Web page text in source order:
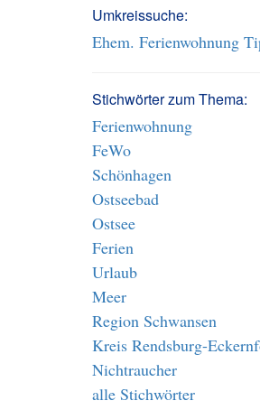
Umkreissuche:
Ehem. Ferienwohnung
Stichwörter zum Thema:
Ferienwohnung
FeWo
Schönhagen
Ostseebad
Ostsee
Ferien
Urlaub
Meer
Region Schwansen
Kreis Rendsburg-
Nichtraucher
alle Stichwörter